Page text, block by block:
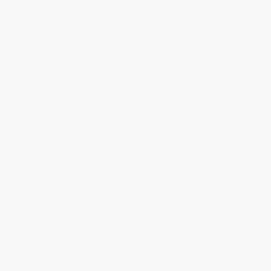
Práci si s ní zpříjemňují zaměstnanci samoobsluhy,
tak zabraný do broukání písně, že málem přehlédne
rozptýlením v rámci každodenního života,”